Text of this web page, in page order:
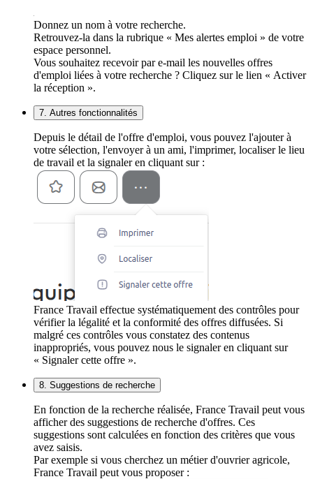
Donnez un nom à votre recherche.
Retrouvez-la dans la rubrique « Mes alertes emploi » de votre
espace personnel.
Vous souhaitez recevoir par e-mail les nouvelles offres
d'emploi liées à votre recherche ? Cliquez sur le lien « Activer
la réception ».
7. Autres fonctionnalités
Depuis le détail de l'offre d'emploi, vous pouvez l'ajouter à
votre sélection, l'envoyer à un ami, l'imprimer, localiser le lieu
de travail et la signaler en cliquant sur :
France Travail effectue systématiquement des contrôles pour
vérifier la légalité et la conformité des offres diffusées. Si
malgré ces contrôles vous constatez des contenus
inappropriés, vous pouvez nous le signaler en cliquant sur
« Signaler cette offre ».
8. Suggestions de recherche
En fonction de la recherche réalisée, France Travail peut vous
afficher des suggestions de recherche d'offres. Ces
suggestions sont calculées en fonction des critères que vous
avez saisis.
Par exemple si vous cherchez un métier d'ouvrier agricole,
France Travail peut vous proposer :